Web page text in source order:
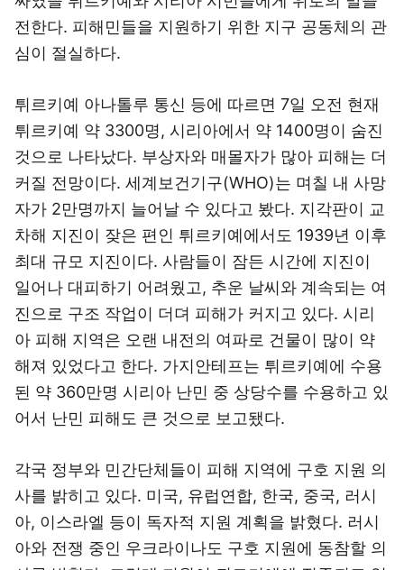
전한다. 피해민들을 지원하기 위한 지구 공동체의 관
심이 절실하다.
튀르키예 아나톨루 통신 등에 따르면 7일 오전 현재
튀르키예 약 3300명, 시리아에서 약 1400명이 숨진
것으로 나타났다. 부상자와 매몰자가 많아 피해는 더
커질 전망이다. 세계보건기구(WHO)는 며칠 내 사망
자가 2만명까지 늘어날 수 있다고 봤다. 지각판이 교
차해 지진이 잦은 편인 튀르키예에서도 1939년 이후
최대 규모 지진이다. 사람들이 잠든 시간에 지진이
일어나 대피하기 어려웠고, 추운 날씨와 계속되는 여
진으로 구조 작업이 더뎌 피해가 커지고 있다. 시리
아 피해 지역은 오랜 내전의 여파로 건물이 많이 약
해져 있었다고 한다. 가지안테프는 튀르키예에 수용
된 약 360만명 시리아 난민 중 상당수를 수용하고 있
어서 난민 피해도 큰 것으로 보고됐다.
각국 정부와 민간단체들이 피해 지역에 구호 지원 의
사를 밝히고 있다. 미국, 유럽연합, 한국, 중국, 러시
아, 이스라엘 등이 독자적 지원 계획을 밝혔다. 러시
아와 전쟁 중인 우크라이나도 구호 지원에 동참할 의